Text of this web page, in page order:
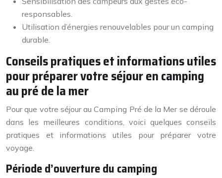
responsables.
Utilisation d’énergies renouvelables pour un camping
durable.
Conseils pratiques et informations utiles
pour préparer votre séjour en camping
au pré de la mer
Pour que votre séjour au Camping Pré de la Mer se déroule
dans les meilleures conditions, voici quelques conseils
pratiques et informations utiles pour préparer votre
voyage.
Période d’ouverture du camping